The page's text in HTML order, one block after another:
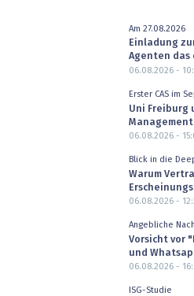
Am 27.08.2026
Einladung
Agenten das
06.08.2026 -
Erster CAS im
Uni Freiburg
Management
06.08.2026 -
Blick in die
Warum
06.08.2026 -
Angebliche
Vorsicht vor
und
06.08.2026 -
ISG-Studie